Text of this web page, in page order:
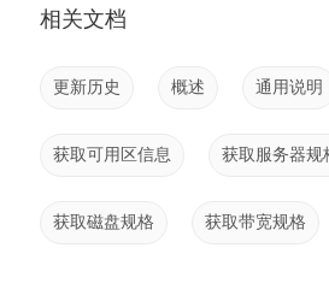
相关文档
更新历史 概述 通用说明
获取可用区信息 获取服务器规
获取磁盘规格 获取带宽规格